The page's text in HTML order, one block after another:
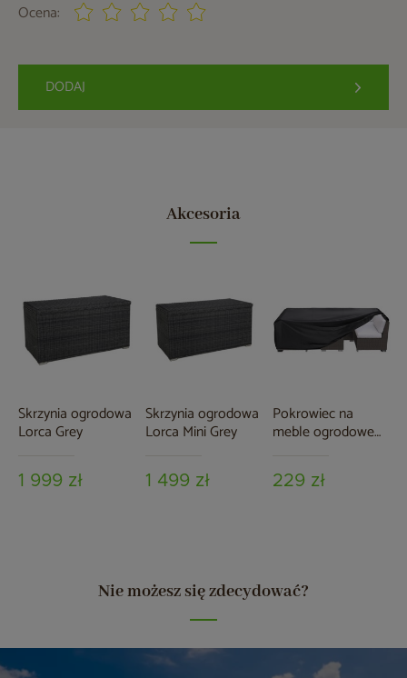
Ocena:
DODAJ
Akcesoria
Skrzynia ogrodowa
Lorca Grey
1 999 zł
Skrzynia ogrodowa
Lorca Mini Grey
1 499 zł
Pokrowiec na
meble ogrodowe
czarny
229 zł
Nie możesz się zdecydować?